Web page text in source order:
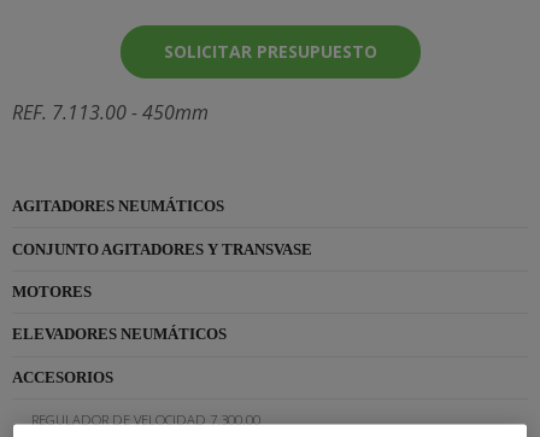
SOLICITAR PRESUPUESTO
REF. 7.113.00 - 450mm
AGITADORES NEUMÁTICOS
CONJUNTO AGITADORES Y TRANSVASE
MOTORES
ELEVADORES NEUMÁTICOS
ACCESORIOS
REGULADOR DE VELOCIDAD 7.300.00